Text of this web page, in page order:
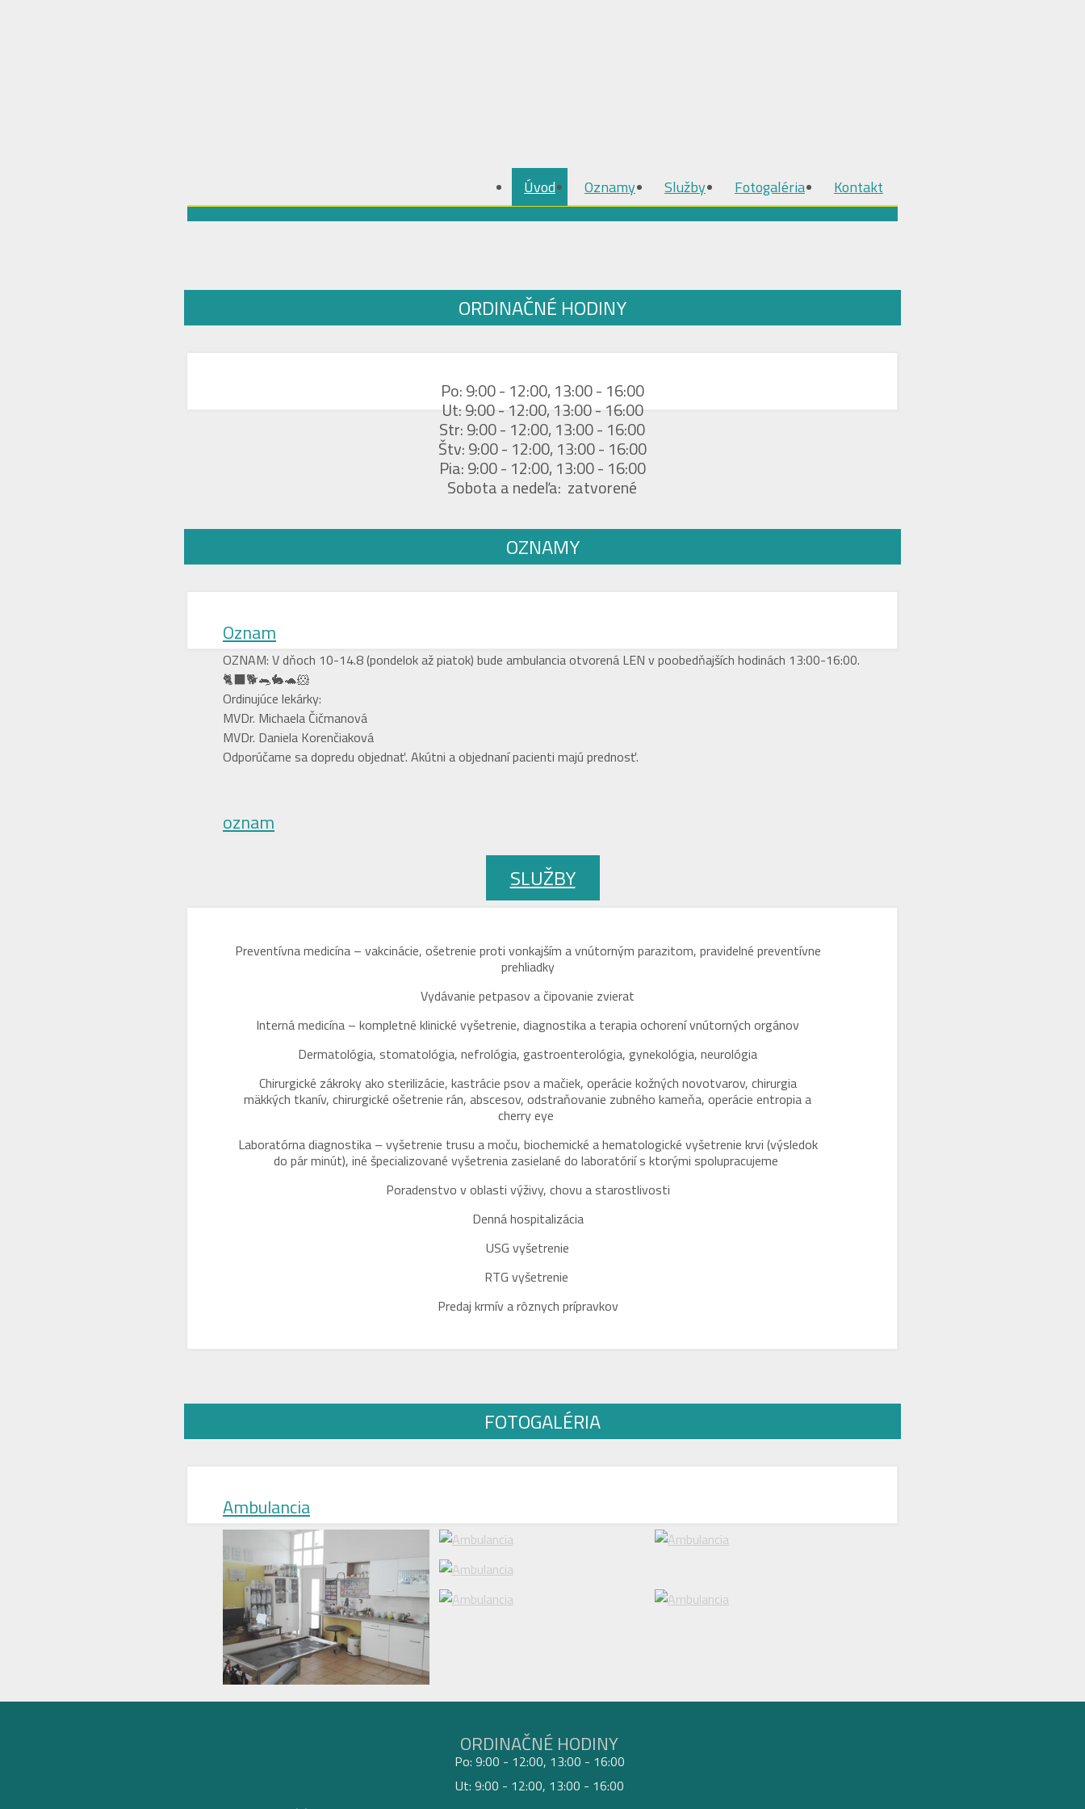
Úvod Oznamy Služby Fotogaléria Kontakt
ORDINAČNÉ HODINY
Po: 9:00 - 12:00, 13:00 - 16:00
Ut: 9:00 - 12:00, 13:00 - 16:00
Str: 9:00 - 12:00, 13:00 - 16:00
Štv: 9:00 - 12:00, 13:00 - 16:00
Pia: 9:00 - 12:00, 13:00 - 16:00
Sobota a nedeľa: zatvorené
OZNAMY
Oznam
OZNAM: V dňoch 10-14.8 (pondelok až piatok) bude ambulancia otvorená LEN v poobedňajších hodinách 13:00-16:00.
🐈‍⬛🐕🐀🐇🐢🐹
Ordinujúce lekárky:
MVDr. Michaela Čičmanová
MVDr. Daniela Korenčiaková
Odporúčame sa dopredu objednať. Akútni a objednaní pacienti majú prednosť.
oznam
SLUŽBY
Preventívna medicína – vakcinácie, ošetrenie proti vonkajším a vnútorným parazitom, pravidelné preventívne
prehliadky
Vydávanie petpasov a čipovanie zvierat
Interná medicína – kompletné klinické vyšetrenie, diagnostika a terapia ochorení vnútorných orgánov
Dermatológia, stomatológia, nefrológia, gastroenterológia, gynekológia, neurológia
Chirurgické zákroky ako sterilizácie, kastrácie psov a mačiek, operácie kožných novotvarov, chirurgia
mäkkých tkanív, chirurgické ošetrenie rán, abscesov, odstraňovanie zubného kameňa, operácie entropia a
cherry eye
Laboratórna diagnostika – vyšetrenie trusu a moču, biochemické a hematologické vyšetrenie krvi (výsledok
do pár minút), iné špecializované vyšetrenia zasielané do laboratórií s ktorými spolupracujeme
Poradenstvo v oblasti výživy, chovu a starostlivosti
Denná hospitalizácia
USG vyšetrenie
RTG vyšetrenie
Predaj krmív a rôznych prípravkov
FOTOGALÉRIA
Ambulancia
ORDINAČNÉ HODINY
Po: 9:00 - 12:00, 13:00 - 16:00
Ut: 9:00 - 12:00, 13:00 - 16:00